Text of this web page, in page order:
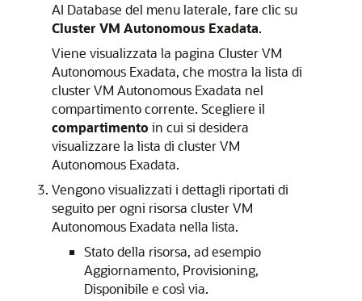
AI Database del menu laterale, fare clic su
Cluster VM Autonomous Exadata.
Viene visualizzata la pagina Cluster VM
Autonomous Exadata, che mostra la lista di
cluster VM Autonomous Exadata nel
compartimento corrente. Scegliere il
compartimento in cui si desidera
visualizzare la lista di cluster VM
Autonomous Exadata.
Vengono visualizzati i dettagli riportati di
seguito per ogni risorsa cluster VM
Autonomous Exadata nella lista.
Stato della risorsa, ad esempio
Aggiornamento, Provisioning,
Disponibile e così via.